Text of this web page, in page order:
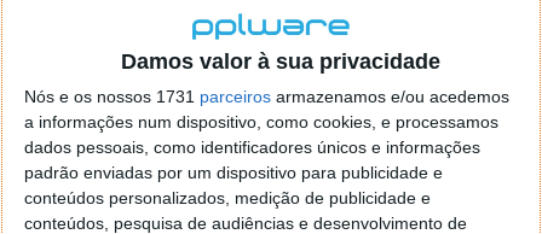
Damos valor à sua privacidade
Nós e os nossos 1731 parceiros armazenamos e/ou acedemos
a informações num dispositivo, como cookies, e processamos
dados pessoais, como identificadores únicos e informações
padrão enviadas por um dispositivo para publicidade e
conteúdos personalizados, medição de publicidade e
conteúdos, pesquisa de audiências e desenvolvimento de
Proponha uma correção, faça uma sugestão
Autor:Pedro Simões
Tags: anonimização ataque dos Lizard rede
relay